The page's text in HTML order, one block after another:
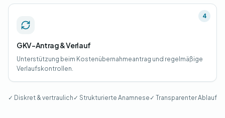
4
GKV-Antrag & Verlauf
Unterstützung beim Kostenübernahmeantrag und regelmäßige
Verlaufskontrollen.
✓ Diskret & vertraulich ✓ Strukturierte Anamnese ✓ Transparenter Ablauf